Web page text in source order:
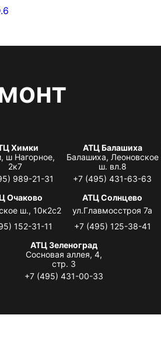
Химки
ш Нагорное,
2к7
989-21-31
АТЦ Балашиха
Балашиха, Леоновское
ш. вл.8
+7 (495) 431-63-63
Очаково
ш., 10к2с2
152-31-11
АТЦ Солнцево
ул.Главмосстроя 7а
+7 (495) 125-38-41
АТЦ Зеленоград
Сосновая аллея, 4,
стр. 3
+7 (495) 431-00-33